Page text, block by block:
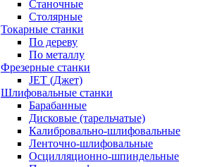
Станочные
Столярные
Токарные станки
По дереву
По металлу
Фрезерные станки
JET (Джет)
Шлифовальные станки
Барабанные
Дисковые (тарельчатые)
Калибровально-шлифовальные
Ленточно-шлифовальные
Осцилляционно-шпиндельные